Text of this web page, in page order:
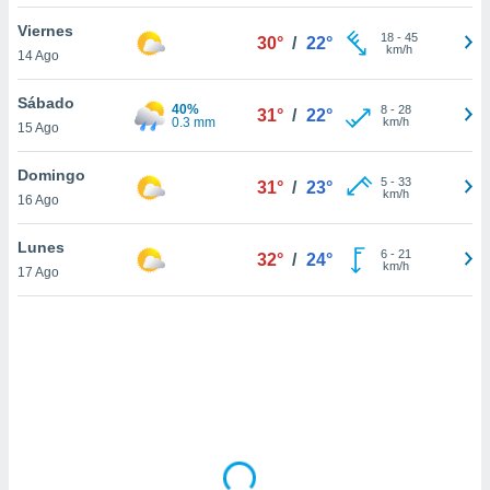
de
sitio
de que
sean
para
ni para
Viernes
14 Ago
30° / 22° 18- 45
km/h
Sábado
15 Ago
40%
0.3 mm
31° / 22° 8- 28
km/h
Domingo
16 Ago
31° / 23° 5- 33
km/h
Lunes
17 Ago
32° / 24° 6- 21
km/h